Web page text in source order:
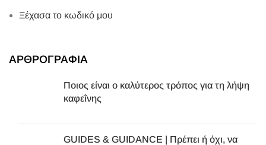
Ξέχασα το κωδικό μου
ΑΡΘΡΟΓΡΑΦΙΑ
Ποιος είναι ο καλύτερος τρόπος για τη λήψη
καφεΐνης
GUIDES & GUIDANCE | Πρέπει ή όχι, να